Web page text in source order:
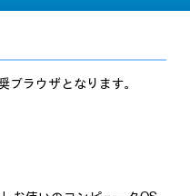
ブラウザとなります。